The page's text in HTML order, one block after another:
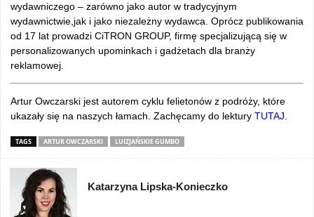
wydawniczego – zarówno jako autor w tradycyjnym
wydawnictwie,jak i jako niezależny wydawca. Oprócz publikowania
od 17 lat prowadzi CiTRON GROUP, firmę specjalizującą się w
personalizowanych upominkach i gadżetach dla branży
reklamowej.
Artur Owczarski jest autorem cyklu felietonów z podróży, które
ukazały się na naszych łamach. Zachęcamy do lektury TUTAJ
TAGS ARTUR OWCZARSKI LUIZJAŃSKIE GUMBO
Katarzyna Lipska-Konieczko